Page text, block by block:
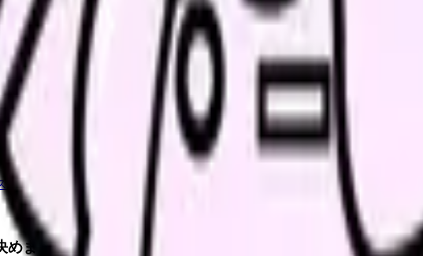
認したい内容に直せます
まで整理し、応募前の不安を減らす求人票へ改善します。
詳細を見る
ませんか。